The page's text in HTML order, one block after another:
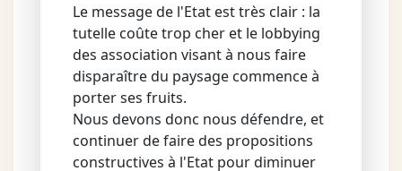
Le message de l'Etat est très clair : la
tutelle coûte trop cher et le lobbying
des association visant à nous faire
disparaître du paysage commence à
porter ses fruits.
Nous devons donc nous défendre, et
continuer de faire des propositions
constructives à l'Etat pour diminuer